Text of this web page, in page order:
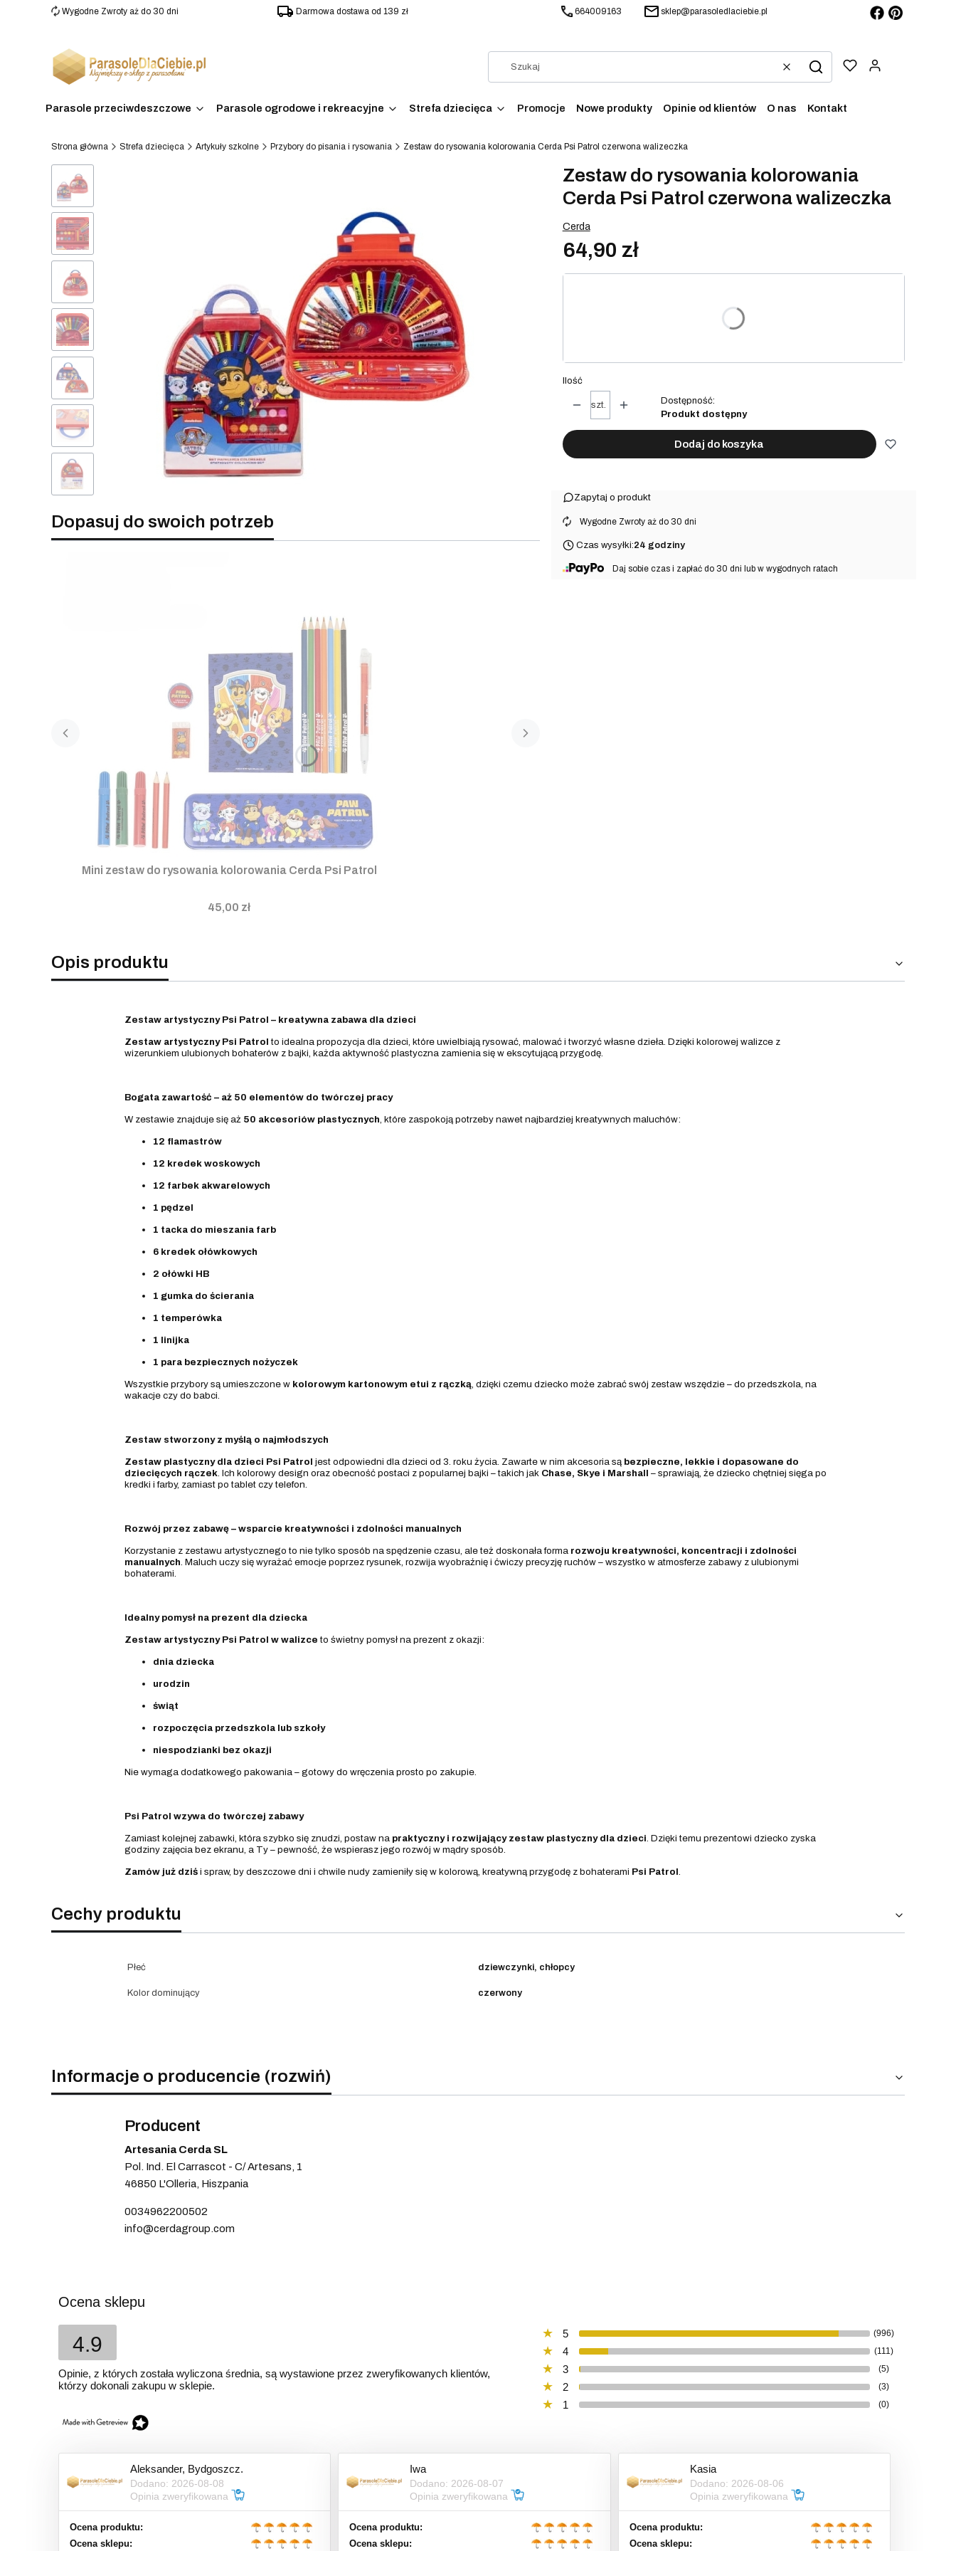
Wygodne Zwroty aż do 30 dni Darmowa dostawa od 139 zł 664009163 sklep@parasoledlaciebie.pl
WyczyśćSzukaj
Parasole przeciwdeszczowe Parasole ogrodowe i rekreacyjne Strefa dziecięca Promocje Nowe produkty Opinie od klientów O nas Kontakt
Strona główna Strefa dziecięca Artykuły szkolne Przybory do pisania i rysowania Zestaw do rysowania kolorowania Cerda Psi Patrol czerwona walizeczka
Dopasuj do swoich potrzeb
Mini zestaw do rysowania kolorowania Cerda Psi Patrol
45,00 zł
Zestaw do rysowania kolorowania
Cerda Psi Patrol czerwona walizeczka
Cerda
64,90 zł
Poszczególne warianty mogą różnić się ceną
Ilość
szt.
Dostępność:
Produkt dostępny
Dodaj do koszyka
Zapytaj o produkt
⠀Wygodne Zwroty aż do 30 dni
Czas wysyłki:24 godziny
⠀Daj sobie czas i zapłać do 30 dni lub w wygodnych ratach
Opis produktu
Zestaw artystyczny Psi Patrol – kreatywna zabawa dla dzieci
Zestaw artystyczny Psi Patrol to idealna propozycja dla dzieci, które uwielbiają rysować, malować i tworzyć własne dzieła. Dzięki kolorowej walizce z
wizerunkiem ulubionych bohaterów z bajki, każda aktywność plastyczna zamienia się w ekscytującą przygodę.
Bogata zawartość – aż 50 elementów do twórczej pracy
W zestawie znajduje się aż 50 akcesoriów plastycznych , które zaspokoją potrzeby nawet najbardziej kreatywnych maluchów:
12 flamastrów
12 kredek woskowych
12 farbek akwarelowych
1 pędzel
1 tacka do mieszania farb
6 kredek ołówkowych
2 ołówki HB
1 gumka do ścierania
1 temperówka
1 linijka
1 para bezpiecznych nożyczek
Wszystkie przybory są umieszczone w kolorowym kartonowym etui z rączką, dzięki czemu dziecko może zabrać swój zestaw wszędzie – do przedszkola, na
wakacje czy do babci.
Zestaw stworzony z myślą o najmłodszych
Zestaw plastyczny dla dzieci Psi Patrol jest odpowiedni dla dzieci od 3. roku życia. Zawarte w nim akcesoria są bezpieczne, lekkie i dopasowane do
dziecięcych rączek. Ich kolorowy design oraz obecność postaci z popularnej bajki – takich jak Chase, Skye i Marshall – sprawiają, że dziecko chętniej sięga po
kredki i farby, zamiast po tablet czy telefon.
Rozwój przez zabawę – wsparcie kreatywności i zdolności manualnych
Korzystanie z zestawu artystycznego to nie tylko sposób na spędzenie czasu, ale też doskonała forma rozwoju kreatywności, koncentracji i zdolności
manualnych . Maluch uczy się wyrażać emocje poprzez rysunek, rozwija wyobraźnię i ćwiczy precyzję ruchów – wszystko w atmosferze zabawy z ulubionymi
bohaterami.
Idealny pomysł na prezent dla dziecka
Zestaw artystyczny Psi Patrol w walizce to świetny pomysł na prezent z okazji:
dnia dziecka
urodzin
świąt
rozpoczęcia przedszkola lub szkoły
niespodzianki bez okazji
Nie wymaga dodatkowego pakowania – gotowy do wręczenia prosto po zakupie.
Psi Patrol wzywa do twórczej zabawy
Zamiast kolejnej zabawki, która szybko się znudzi, postaw na praktyczny i rozwijający zestaw plastyczny dla dzieci . Dzięki temu prezentowi dziecko zyska
godziny zajęcia bez ekranu, a Ty – pewność, że wspierasz jego rozwój w mądry sposób.
Zamów już dziśi spraw, by deszczowe dni i chwile nudy zamieniły się w kolorową, kreatywną przygodę z bohaterami Psi Patrol
Cechy produktu
Płeć dziewczynki, chłopcy
Kolor dominujący czerwony
Informacje o producencie (rozwiń)
Producent
Artesania Cerda SL
Pol. Ind. El Carrascot - C/ Artesans, 1
46850 L'Olleria, Hiszpania
0034962200502
info@cerdagroup.com
Ocena sklepu
4.9
Opinie, z których została wyliczona średnia, są wystawione przez zweryfikowanych klientów,
którzy dokonali zakupu w sklepie.
5 (996)
4 (111)
3 (5)
2 (3)
1 (0)
Aleksander, Bydgoszcz.
Dodano: 2026-08-08
Opinia zweryfikowana
Ocena produktu:
Ocena sklepu:
Iwa
Dodano: 2026-08-07
Opinia zweryfikowana
Ocena produktu:
Ocena sklepu:
Kasia
Dodano: 2026-08-06
Opinia zweryfikowana
Ocena produktu:
Ocena sklepu: